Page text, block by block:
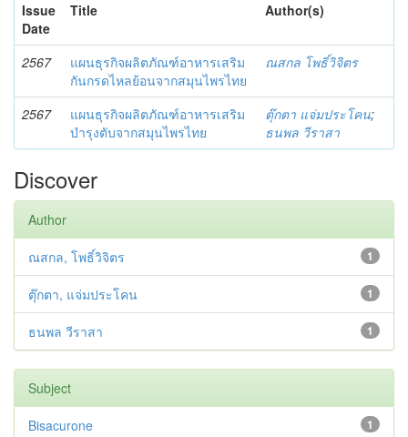
Issue
Date
Title Author(s)
2567
แผนธุรกิจผลิตภัณฑ์อาหารเสริม
กันกรดไหลย้อนจากสมุนไพรไทย
ณสกล โพธิ์วิจิตร
2567
แผนธุรกิจผลิตภัณฑ์อาหารเสริม
บำรุงตับจากสมุนไพรไทย
ตุ๊กตา แจ่มประโคน;
ธนพล วีราสา
Discover
Author
1
ณสกล, โพธิ์วิจิตร
1
ตุ๊กตา, แจ่มประโคน
1
ธนพล วีราสา
Subject
1
Bisacurone